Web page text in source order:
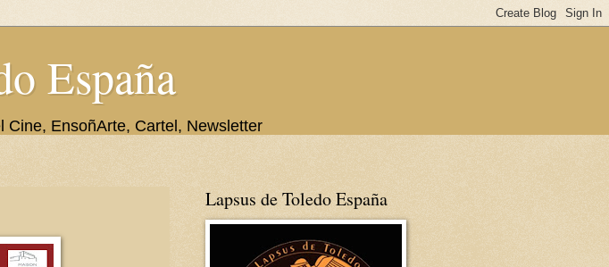
España
Cine, EnsoñArte, Cartel, Newsletter
Lapsus de Toledo España